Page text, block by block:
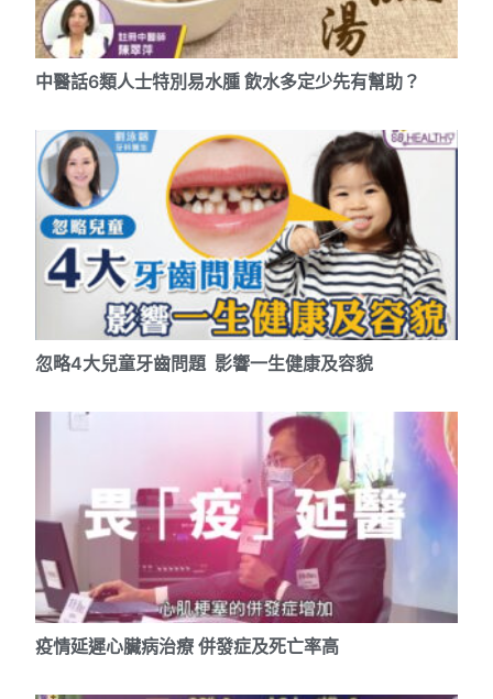
中醫話6類人士特別易水腫 飲水多定少先有幫助？
忽略4大兒童牙齒問題 影響一生健康及容貌
疫情延遲心臟病治療 併發症及死亡率高